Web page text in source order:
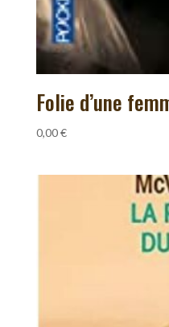
Folie d’une
0,00€